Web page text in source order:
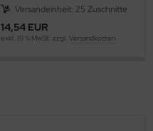
Versandeinheit: 25 Zuschnitte
14,54 EUR
exkl. 19 % MwSt. zzgl. Versandkosten